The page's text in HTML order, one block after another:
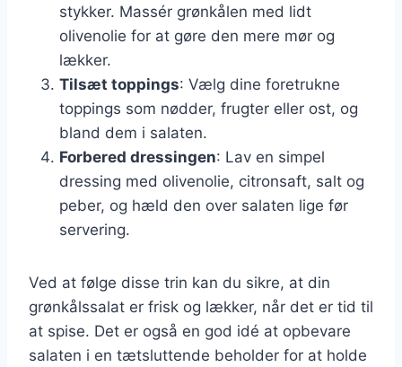
stykker. Massér grønkålen med lidt
olivenolie for at gøre den mere mør og
lækker.
Tilsæt toppings: Vælg dine foretrukne
toppings som nødder, frugter eller ost, og
bland dem i salaten.
Forbered dressingen: Lav en simpel
dressing med olivenolie, citronsaft, salt og
peber, og hæld den over salaten lige før
servering.
Ved at følge disse trin kan du sikre, at din
grønkålssalat er frisk og lækker, når det er tid til
at spise. Det er også en god idé at opbevare
salaten i en tætsluttende beholder for at holde